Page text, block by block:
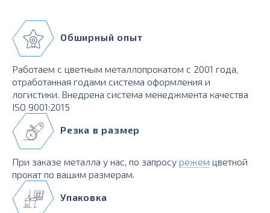
Обширный опыт
Работаем с цветным металлопрокатом с 2001 года,
отработанная годами система оформления и
логистики. Внедрена система менеджмента качества
ISO 9001:2015
Резка в размер
При заказе металла у нас, по запросу режем цветной
прокат по вашим размерам.
Упаковка